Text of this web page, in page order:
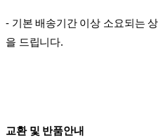
- 기본 배송기간 이상 소요되는
을 드립니다.
교환 및 반품안내